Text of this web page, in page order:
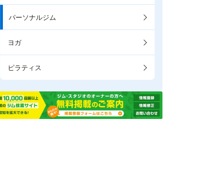
パーソナルジム
ヨガ
ピラティス